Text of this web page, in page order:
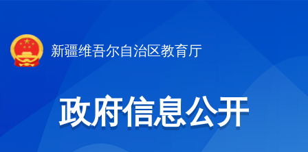
新疆维吾尔自治区教育厅
政府信息公开